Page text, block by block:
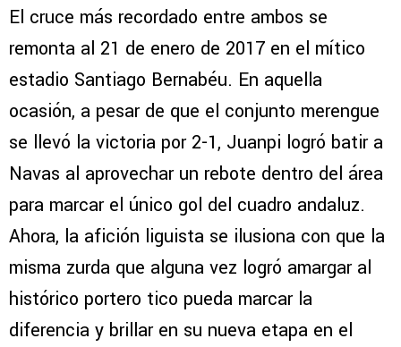
El cruce más recordado entre ambos se
remonta al 21 de enero de 2017 en el mítico
estadio Santiago Bernabéu. En aquella
ocasión, a pesar de que el conjunto merengue
se llevó la victoria por 2-1, Juanpi logró batir a
Navas al aprovechar un rebote dentro del área
para marcar el único gol del cuadro andaluz.
Ahora, la afición liguista se ilusiona con que la
misma zurda que alguna vez logró amargar al
histórico portero tico pueda marcar la
diferencia y brillar en su nueva etapa en el